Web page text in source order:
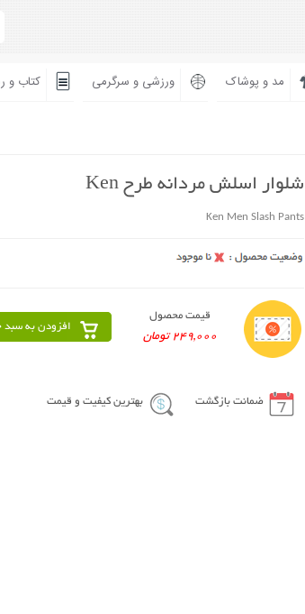
مد و پوشاک ورزشی و سرگرمی کتاب و
شلوار اسلش مردانه طرح Ken
Ken Men Slash Pants
قیمت محصول
249,000 تومان
افزودن به سبد
ضمانت بازگشت بهترین کیفیت و قیمت